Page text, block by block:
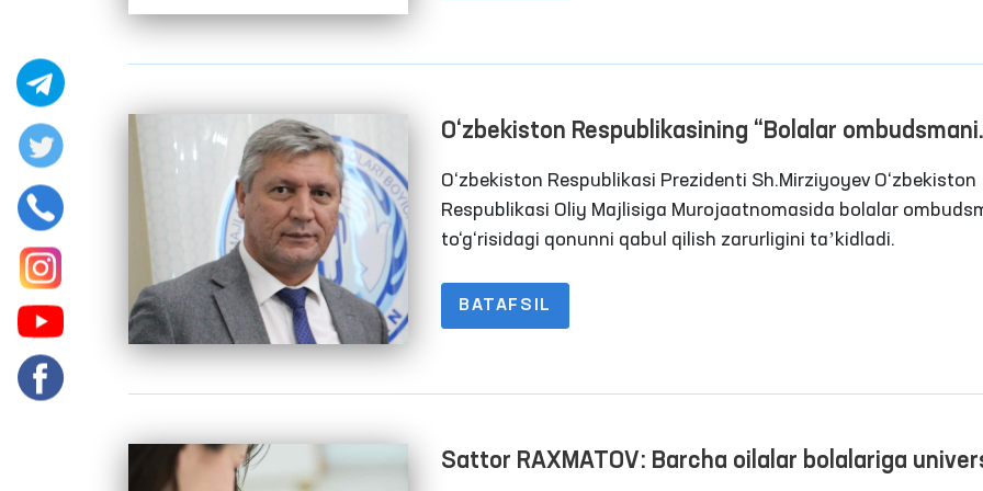
O‘zbekiston Respublikasining “Bolalar ombudsmani
to‘g‘risida”gi Qonunini qabul qilish zarurligi to‘g‘risida
O‘zbekiston Respublikasi Prezidenti Sh.Mirziyoyev O‘zbekiston
Respublikasi Oliy Majlisiga Murojaatnomasida bolalar
to‘g‘risidagi qonunni qabul qilish zarurligini taʼkidladi.
BATAFSIL
Sattor RAXMATOV: Barcha oilalar bolalariga